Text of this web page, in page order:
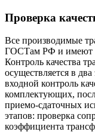
Проверка
Все производимые
ГОСТам РФ и имеют
Контроль качества
осуществляется в
входной контроль
комплектующих,
приемо-сдаточных
этапов: проверка
коэффициента